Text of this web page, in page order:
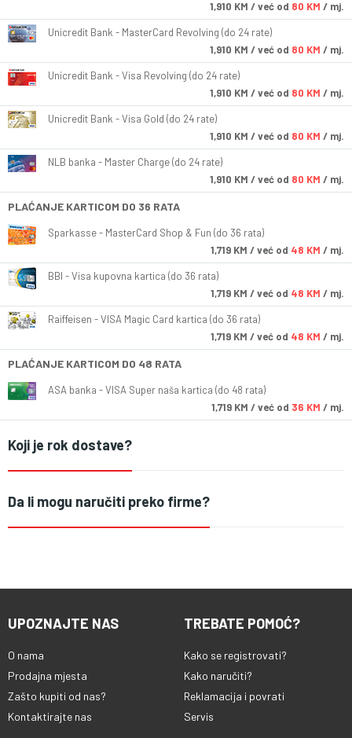
1,910 KM / već od 80 KM / mj.
Unicredit Bank - MasterCard Revolving (do 24 rate)
1,910 KM / već od 80 KM / mj.
Unicredit Bank - Visa Revolving (do 24 rate)
1,910 KM / već od 80 KM / mj.
Unicredit Bank - Visa Gold (do 24 rate)
1,910 KM / već od 80 KM / mj.
NLB banka - Master Charge (do 24 rate)
1,910 KM / već od 80 KM / mj.
PLAĆANJE KARTICOM DO 36 RATA
Sparkasse - MasterCard Shop & Fun (do 36 rata)
1,719 KM / već od 48 KM / mj.
BBI - Visa kupovna kartica (do 36 rata)
1,719 KM / već od 48 KM / mj.
Raiffeisen - VISA Magic Card kartica (do 36 rata)
1,719 KM / već od 48 KM / mj.
PLAĆANJE KARTICOM DO 48 RATA
ASA banka - VISA Super naša kartica (do 48 rata)
1,719 KM / već od 36 KM / mj.
Koji je rok dostave?
Da li mogu naručiti preko firme?
UPOZNAJTE NAS
O nama
Prodajna mjesta
Zašto kupiti od nas?
Kontaktirajte nas
TREBATE POMOĆ?
Kako se registrovati?
Kako naručiti?
Reklamacija i povrati
Servis